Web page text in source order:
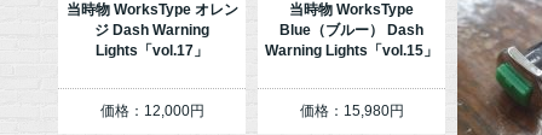
当時物 WorksType オレン
ジ Dash Warning
Lights「vol.17」
価格：12,000円
当時物 WorksType
Blue（ブルー） Dash
Warning Lights「vol.15」
価格：15,980円